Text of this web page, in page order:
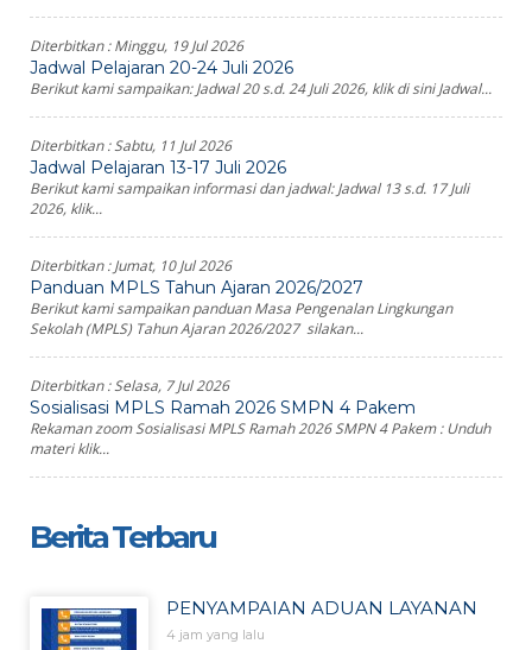
Diterbitkan :Minggu, 19 Jul 2026
Jadwal Pelajaran 20-24 Juli 2026
Berikut kami sampaikan: Jadwal 20 s.d. 24 Juli 2026, klik di sini Jadwal...
Diterbitkan :Sabtu, 11 Jul 2026
Jadwal Pelajaran 13-17 Juli 2026
Berikut kami sampaikan informasi dan jadwal: Jadwal 13 s.d. 17 Juli
2026, klik...
Diterbitkan :Jumat, 10 Jul 2026
Panduan MPLS Tahun Ajaran 2026/2027
Berikut kami sampaikan panduan Masa Pengenalan Lingkungan
Sekolah (MPLS) Tahun Ajaran 2026/2027 silakan...
Diterbitkan :Selasa, 7 Jul 2026
Sosialisasi MPLS Ramah 2026 SMPN 4 Pakem
Rekaman zoom Sosialisasi MPLS Ramah 2026 SMPN 4 Pakem : Unduh
materi klik...
Berita Terbaru
PENYAMPAIAN ADUAN LAYANAN
4 jam yang lalu